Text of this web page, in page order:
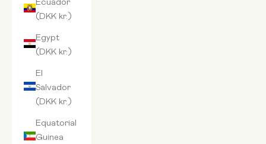
(DKK kr.)
Egypt
(DKK kr.)
El
Salvador
(DKK kr.)
Equatorial
Guinea